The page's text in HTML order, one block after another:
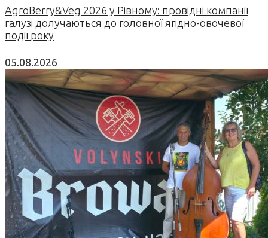
AgroBerry&Veg 2026 у Рівному: провідні компанії
галузі долучаються до головної ягідно-овочевої
події року
05.08.2026